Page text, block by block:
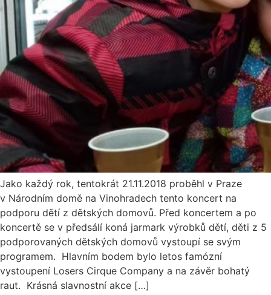
Jako každý rok, tentokrát 21.11.2018 proběhl v Praze
v Národním domě na Vinohradech tento koncert na
podporu dětí z dětských domovů. Před koncertem a po
koncertě se v předsálí koná jarmark výrobků dětí, děti z 5
podporovaných dětských domovů vystoupí se svým
programem. Hlavním bodem bylo letos famózní
vystoupení Losers Cirque Company a na závěr bohatý
raut. Krásná slavnostní akce […]